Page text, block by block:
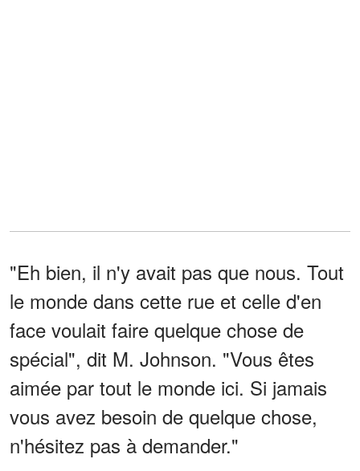
"Eh bien, il n'y avait pas que nous. Tout
le monde dans cette rue et celle d'en
face voulait faire quelque chose de
spécial", dit M. Johnson. "Vous êtes
aimée par tout le monde ici. Si jamais
vous avez besoin de quelque chose,
n'hésitez pas à demander."